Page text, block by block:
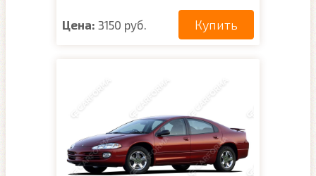
Цена: 3150 руб. Купить